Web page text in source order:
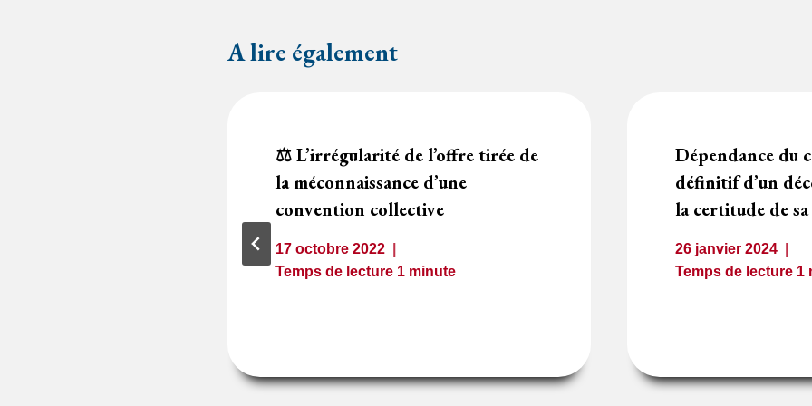
A lire également
⚖️ L’irrégularité de l’offre tirée de
la méconnaissance d’une
convention collective
17 octobre 2022
Temps de lecture 1 minute
Dépendance du
définitif d’un
la certitude de
26 janvier 2024
Temps de lecture 1